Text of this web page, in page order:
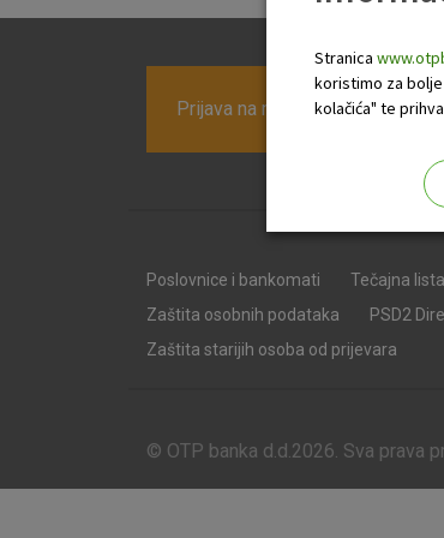
Prijava na newsletter OTP
Poslovnice i bankomati Tečajna lista
Zaštita osobnih podataka
PSD2
Zaštita starijih osoba od prijevara
© OTP banka d.d.2026. Sva prava
Stranica
koristimo za
kolačića" te